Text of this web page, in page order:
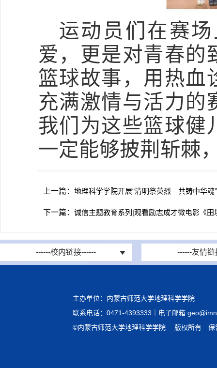
运动员们在赛
爱，更是对青春的
篮球故事，用热血
充满激情与活力的
我们为这些篮球健
一定能够披荆斩棘
上一篇： 地理科学学院开展“清明祭英烈 共铸中华魂
下一篇： 诚信主题教育系列|观看励志成才微电影《田
------校内链接------ ------友情链
主办单位：内蒙古师范大学地理科学学院
联系电话：0471-4393333｜电子邮箱
©内蒙古师范大学地理科学学院 版权所有 保